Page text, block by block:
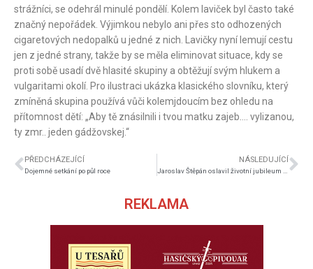
strážníci, se odehrál minulé pondělí. Kolem laviček byl často také
značný nepořádek. Výjimkou nebylo ani přes sto odhozených
cigaretových nedopalků u jedné z nich. Lavičky nyní lemují cestu
jen z jedné strany, takže by se měla eliminovat situace, kdy se
proti sobě usadí dvě hlasité skupiny a obtěžují svým hlukem a
vulgaritami okolí. Pro ilustraci ukázka klasického slovníku, který
zmíněná skupina používá vůči kolemjdoucím bez ohledu na
přítomnost dětí: „Aby tě znásilnili i tvou matku zajeb…. vylizanou,
ty zmr.. jeden gádžovskej.“
PŘEDCHÁZEJÍCÍ
Dojemné setkání po půl roce
NÁSLEDUJÍCÍ
REKLAMA